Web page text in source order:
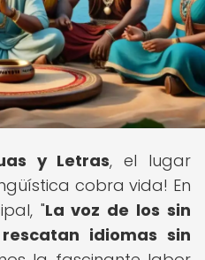
y Letras, el lugar
cobra vida! En
"La voz de los sin
idiomas sin